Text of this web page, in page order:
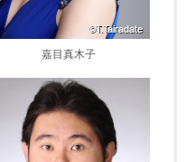
嘉目真木子